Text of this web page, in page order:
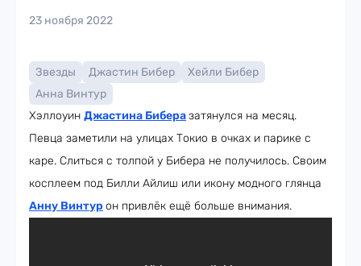
23 ноября 2022
Звезды Джастин Бибер
Хейли Бибер
Анна Винтур
Хэллоуин Джастина Биберазатянулся на месяц.
Певца заметили на улицах Токио в очках и парике с
каре. Слиться с толпой у Бибера не получилось. Своим
косплеем под Билли Айлиш или икону модного глянца
Анну Винтур он привлёк ещё больше внимания.